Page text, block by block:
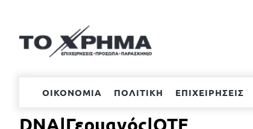
περιεχόμενο
ΟΙΚΟΝΟΜΙΑ ΠΟΛΙΤΙΚΗ ΕΠΙΧΕΙΡΗΣΕΙΣ